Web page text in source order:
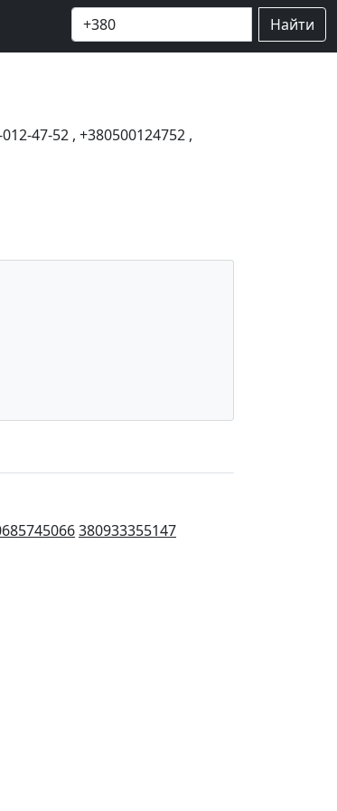
Найти
47-52 , +380500124752 ,
380933355147